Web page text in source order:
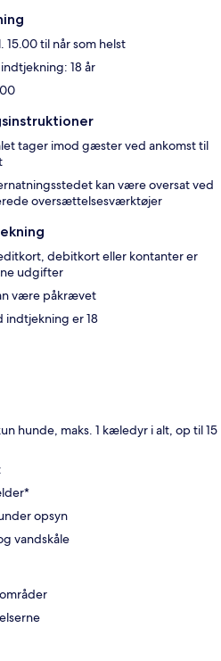
til når som helst
18 år
tager imod gæster ved ankomst til
kan være oversat ved
oversættelsesværktøjer
debitkort eller kontanter er
udgifter
være påkrævet
indtjekning er 18
hunde, maks. 1 kæledyr i alt, op til 15
opsyn
vandskåle